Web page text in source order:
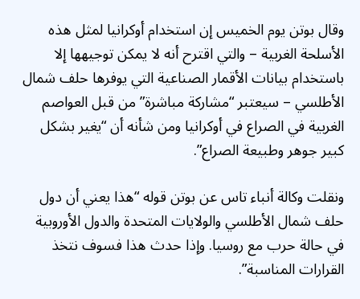
وقال بوتن يوم الخميس إن استخدام أوكرانيا لمثل هذه
الأسلحة الغربية – والتي اقترح أنه لا يمكن توجيهها إلا
باستخدام بيانات الأقمار الصناعية التي يوفرها حلف شمال
الأطلسي – سيعتبر “مشاركة مباشرة” من قبل العواصم
الغربية في الصراع في أوكرانيا ومن شأنه أن “يغير بشكل
كبير جوهر وطبيعة الصراع”.
ونقلت وكالة أنباء تاس عن بوتن قوله “هذا يعني أن دول
حلف شمال الأطلسي والولايات المتحدة والدول الأوروبية
في حالة حرب مع روسيا. وإذا حدث هذا فسوف نتخذ
القرارات المناسبة”.